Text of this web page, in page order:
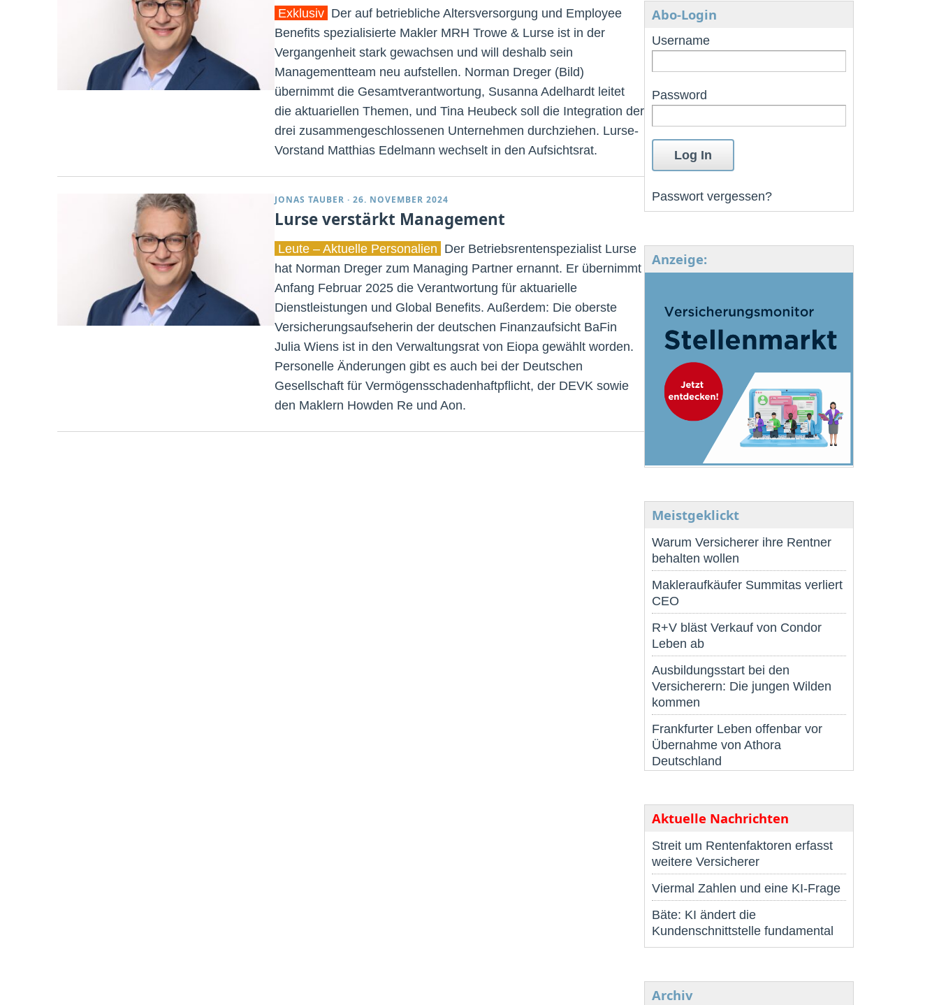
Exklusiv Der auf betriebliche Altersversorgung und Employee
Benefits spezialisierte Makler MRH Trowe & Lurse ist in der
Vergangenheit stark gewachsen und will deshalb sein
Managementteam neu aufstellen. Norman Dreger (Bild)
übernimmt die Gesamtverantwortung, Susanna Adelhardt leitet
die aktuariellen Themen, und Tina Heubeck soll die Integration der
drei zusammengeschlossenen Unternehmen durchziehen. Lurse-
Vorstand Matthias Edelmann wechselt in den Aufsichtsrat.
JONAS TAUBER · 26. NOVEMBER 2024
Lurse verstärkt Management
Leute – Aktuelle Personalien Der Betriebsrentenspezialist Lurse
hat Norman Dreger zum Managing Partner ernannt. Er übernimmt
Anfang Februar 2025 die Verantwortung für aktuarielle
Dienstleistungen und Global Benefits. Außerdem: Die oberste
Versicherungsaufseherin der deutschen Finanzaufsicht BaFin
Julia Wiens ist in den Verwaltungsrat von Eiopa gewählt worden.
Personelle Änderungen gibt es auch bei der Deutschen
Gesellschaft für Vermögensschadenhaftpflicht, der DEVK sowie
den Maklern Howden Re und Aon.
Abo-Login
Username
Password
Passwort vergessen?
Anzeige:
Meistgeklickt
Warum Versicherer ihre Rentner
behalten wollen
Makleraufkäufer Summitas verliert
CEO
R+V bläst Verkauf von Condor
Leben ab
Ausbildungsstart bei den
Versicherern: Die jungen Wilden
kommen
Frankfurter Leben offenbar vor
Übernahme von Athora
Deutschland
Aktuelle Nachrichten
Streit um Rentenfaktoren erfasst
weitere Versicherer
Viermal Zahlen und eine KI-Frage
Bäte: KI ändert die
Kundenschnittstelle fundamental
Archiv